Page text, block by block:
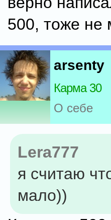
500, тоже не
arsenty
Карма 30
О себе
Lera777
я считаю
мало))